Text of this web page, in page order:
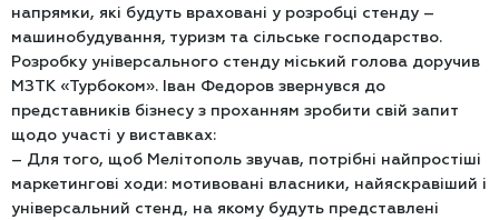
напрямки, які будуть враховані у розробці стенду –
машинобудування, туризм та сільське господарство.
Розробку універсального стенду міський голова доручив
МЗТК «Турбоком». Іван Федоров звернувся до
представників бізнесу з проханням зробити свій запит
щодо участі у виставках:
– Для того, щоб Мелітополь звучав, потрібні найпростіші
маркетингові ходи: мотивовані власники, найяскравіший і
універсальний стенд, на якому будуть представлені